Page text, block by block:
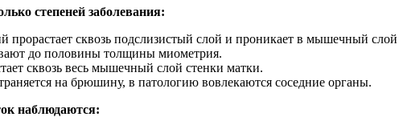
степеней заболевания:
прорастает сквозь подслизистый слой и проникает в мышечный
до половины толщины миометрия.
сквозь весь мышечный слой стенки матки.
на брюшину, в патологию вовлекаются соседние органы.
наблюдаются: